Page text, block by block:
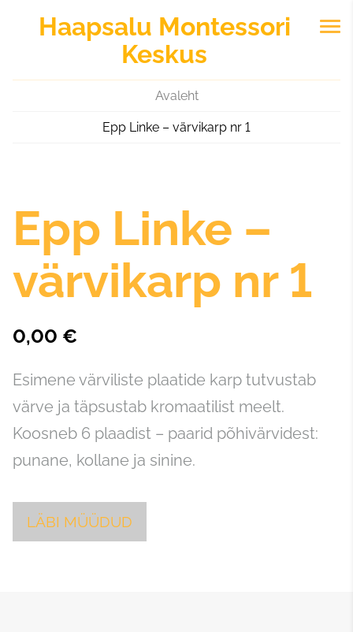
Haapsalu Montessori
Keskus
Avaleht
Epp Linke – värvikarp nr 1
Epp Linke –
värvikarp nr 1
0,00 €
Esimene värviliste plaatide karp tutvustab
värve ja täpsustab kromaatilist meelt.
Koosneb 6 plaadist – paarid põhivärvidest:
punane, kollane ja sinine.
LÄBI MÜÜDUD